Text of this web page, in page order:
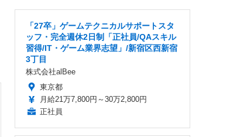
「27卒」ゲームテクニカルサポートスタ
ッフ・完全週休2日制「正社員/QAスキル
習得/IT・ゲーム業界志望」/新宿区西新宿
3丁目
株式会社alBee
東京都
月給21万7,800円～30万2,800円
正社員